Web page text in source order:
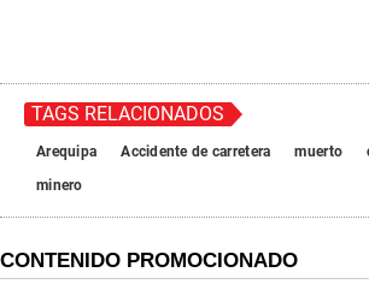
TAGS RELACIONADOS
Arequipa Accidente de carretera muerto
minero